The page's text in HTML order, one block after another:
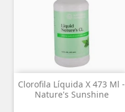
Clorofila Líquida X 473 Ml -
Nature's Sunshine